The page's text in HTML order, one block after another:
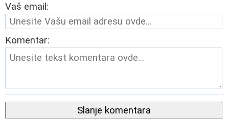
Vaš email:
Komentar:
Slanje komentara